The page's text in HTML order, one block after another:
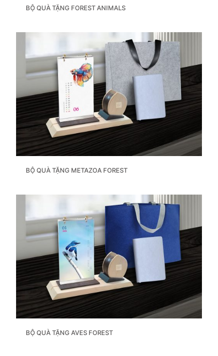
BỘ QUÀ TẶNG FOREST ANIMALS
BỘ QUÀ TẶNG METAZOA FOREST
BỘ QUÀ TẶNG AVES FOREST